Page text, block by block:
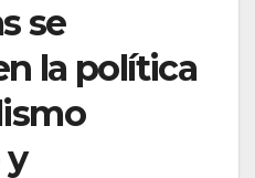
se
la política